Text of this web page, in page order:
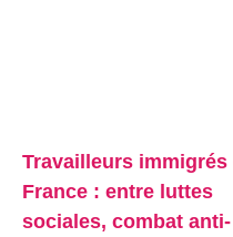
Travailleurs immigrés
France : entre luttes
sociales, combat anti-